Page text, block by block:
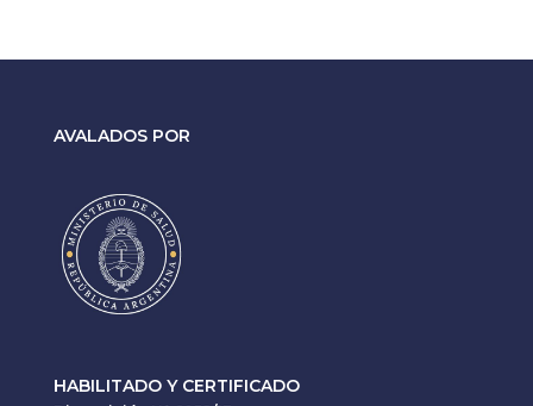
AVALADOS POR
HABILITADO Y CERTIFICADO